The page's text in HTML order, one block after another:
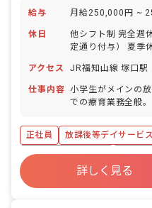
給与 月給250,000円 ~
休日
他シフト制 完全週
定通り付与） 夏季
介護休暇制度 ※年
アクセス JR福知山線 塚口駅
仕事内容
小学生がメインの
での療育業務全般
やしていくお手伝いを
お仕事》 運動療育
サポート 送迎業務
備、実施 施設外活
正社員
放課後等デイサービス
ボーナス・賞与あり
社会保
昇給昇進あり
詳しく見る